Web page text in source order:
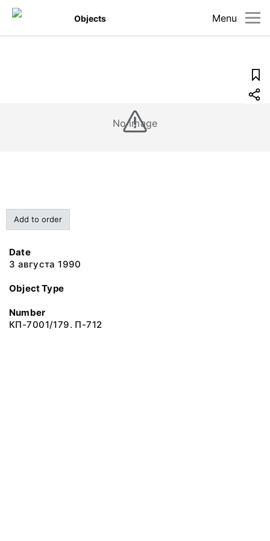
Menu
Objects
No image
Add to order
Date
3 августа 1990
Object Type
Number
КП-7001/179. П-712